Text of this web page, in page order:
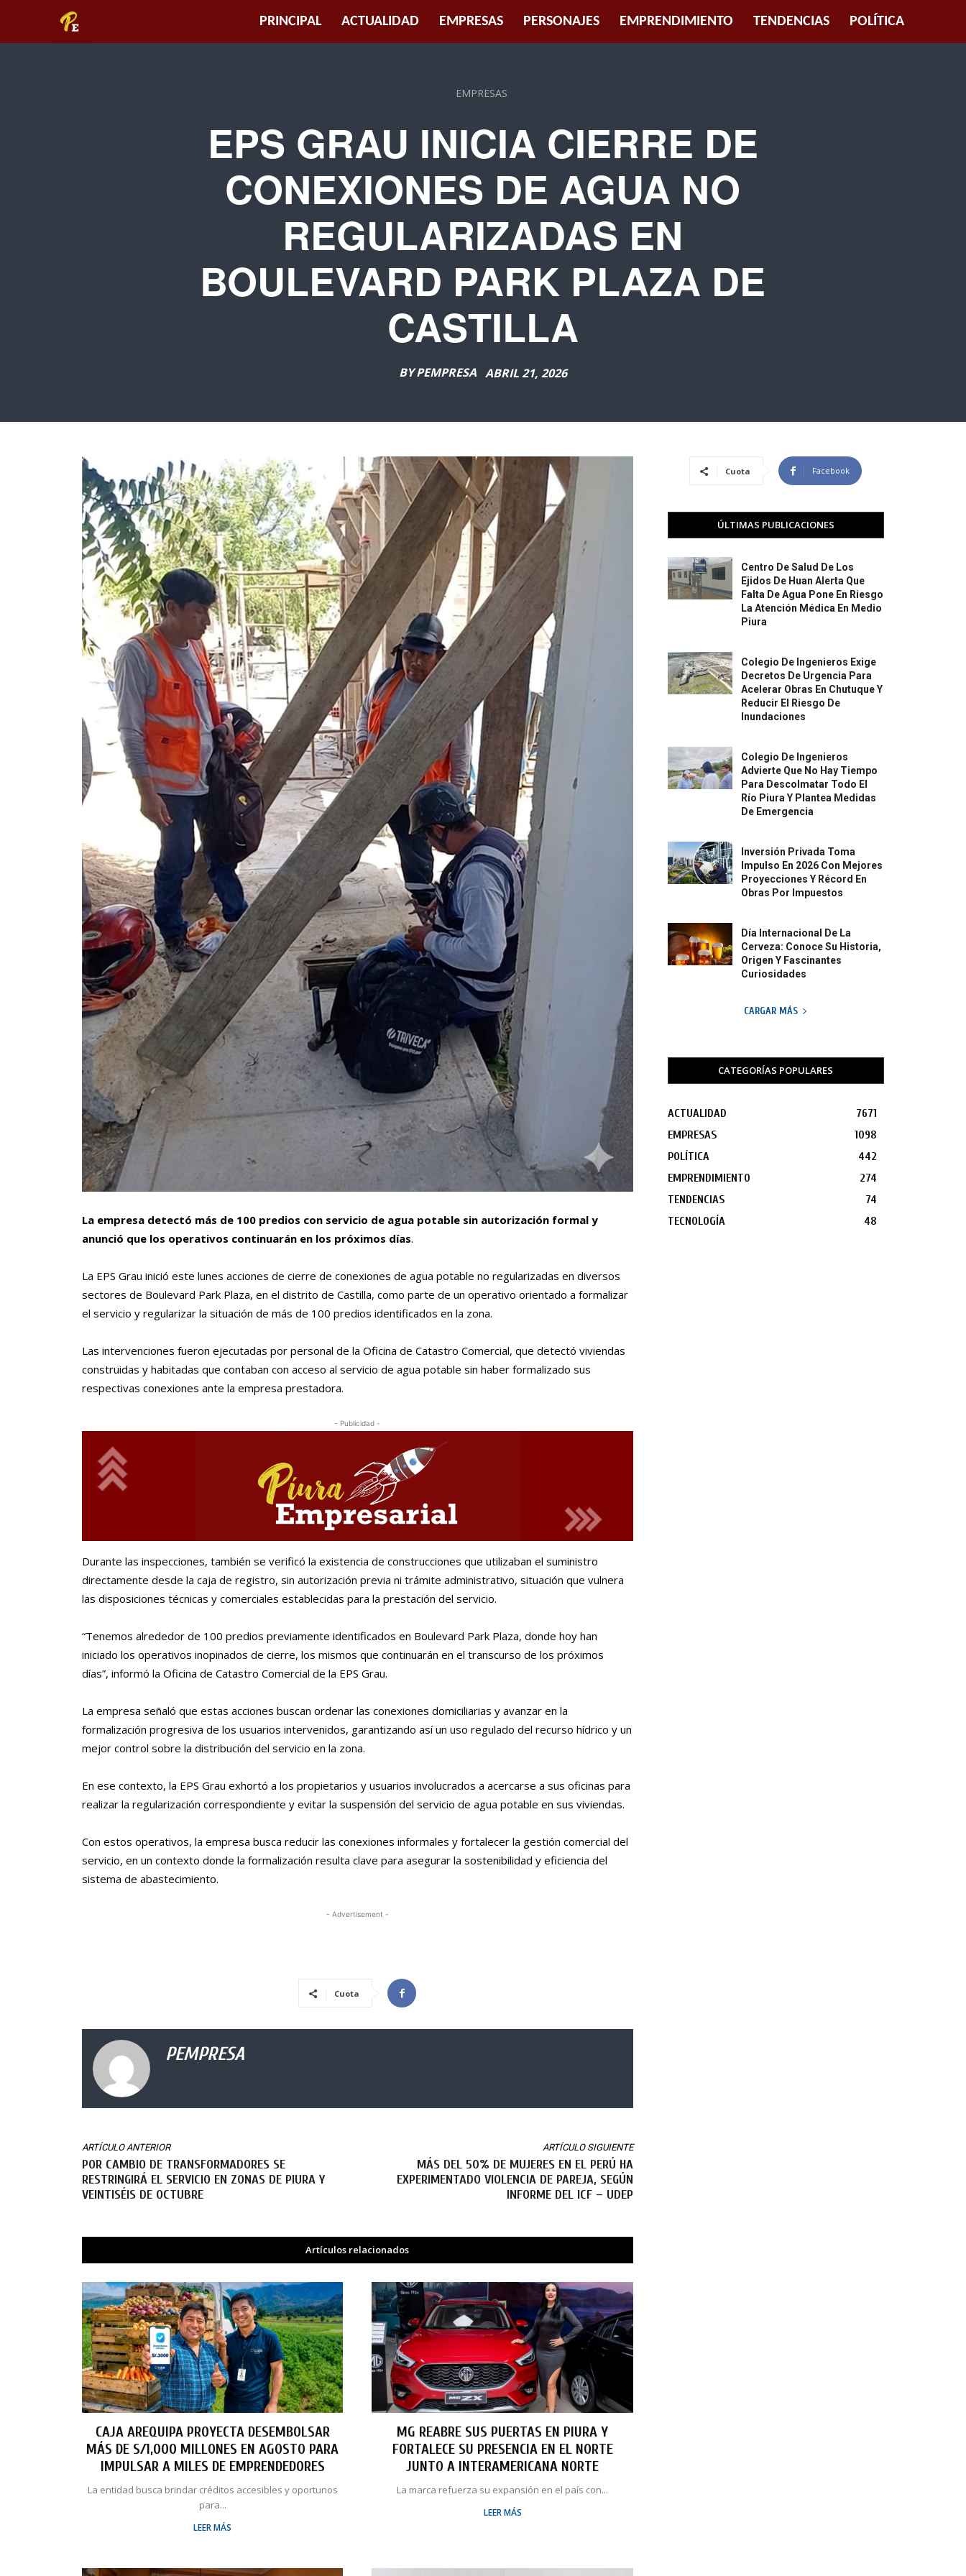
PRINCIPAL ACTUALIDAD EMPRESAS PERSONAJES EMPRENDIMIENTO TENDENCIAS POLÍTICA
EMPRESAS
EPS GRAU INICIA CIERRE DE
CONEXIONES DE AGUA NO
REGULARIZADAS EN
BOULEVARD PARK PLAZA DE
CASTILLA
BYPEMPRESA ABRIL 21, 2026
La empresa detectó más de 100 predios con servicio de agua potable sin autorización formal y
anunció que los operativos continuarán en los próximos días.
La EPS Grau inició este lunes acciones de cierre de conexiones de agua potable no regularizadas en diversos
sectores de Boulevard Park Plaza, en el distrito de Castilla, como parte de un operativo orientado a formalizar
el servicio y regularizar la situación de más de 100 predios identificados en la zona.
Las intervenciones fueron ejecutadas por personal de la Oficina de Catastro Comercial, que detectó viviendas
construidas y habitadas que contaban con acceso al servicio de agua potable sin haber formalizado sus
respectivas conexiones ante la empresa prestadora.
- Publicidad -
Durante las inspecciones, también se verificó la existencia de construcciones que utilizaban el suministro
directamente desde la caja de registro, sin autorización previa ni trámite administrativo, situación que vulnera
las disposiciones técnicas y comerciales establecidas para la prestación del servicio.
“Tenemos alrededor de 100 predios previamente identificados en Boulevard Park Plaza, donde hoy han
iniciado los operativos inopinados de cierre, los mismos que continuarán en el transcurso de los próximos
días”, informó la Oficina de Catastro Comercial de la EPS Grau.
La empresa señaló que estas acciones buscan ordenar las conexiones domiciliarias y avanzar en la
formalización progresiva de los usuarios intervenidos, garantizando así un uso regulado del recurso hídrico y un
mejor control sobre la distribución del servicio en la zona.
En ese contexto, la EPS Grau exhortó a los propietarios y usuarios involucrados a acercarse a sus oficinas para
realizar la regularización correspondiente y evitar la suspensión del servicio de agua potable en sus viviendas.
Con estos operativos, la empresa busca reducir las conexiones informales y fortalecer la gestión comercial del
servicio, en un contexto donde la formalización resulta clave para asegurar la sostenibilidad y eficiencia del
sistema de abastecimiento.
- Advertisement -
Cuota
PEMPRESA
ARTÍCULO ANTERIOR
POR CAMBIO DE TRANSFORMADORES SE
RESTRINGIRÁ EL SERVICIO EN ZONAS DE PIURA Y
VEINTISÉIS DE OCTUBRE
ARTÍCULO SIGUIENTE
MÁS DEL 50% DE MUJERES EN EL PERÚ HA
EXPERIMENTADO VIOLENCIA DE PAREJA, SEGÚN
INFORME DEL ICF – UDEP
Artículos relacionados
CAJA AREQUIPA PROYECTA DESEMBOLSAR
MÁS DE S/1,000 MILLONES EN AGOSTO PARA
IMPULSAR A MILES DE EMPRENDEDORES
La entidad busca brindar créditos accesibles y oportunos
para...
LEER MÁS
MG REABRE SUS PUERTAS EN PIURA Y
FORTALECE SU PRESENCIA EN EL NORTE
JUNTO A INTERAMERICANA NORTE
La marca refuerza su expansión en el país con...
LEER MÁS
Cuota Facebook
ÚLTIMAS PUBLICACIONES
Centro De Salud De Los
Ejidos De Huan Alerta Que
Falta De Agua Pone En Riesgo
La Atención Médica En Medio
Piura
Colegio De Ingenieros Exige
Decretos De Urgencia Para
Acelerar Obras En Chutuque Y
Reducir El Riesgo De
Inundaciones
Colegio De Ingenieros
Advierte Que No Hay Tiempo
Para Descolmatar Todo El
Río Piura Y Plantea Medidas
De Emergencia
Inversión Privada Toma
Impulso En 2026 Con Mejores
Proyecciones Y Récord En
Obras Por Impuestos
Día Internacional De La
Cerveza: Conoce Su Historia,
Origen Y Fascinantes
Curiosidades
CARGAR MÁS
CATEGORÍAS POPULARES
ACTUALIDAD
7671
EMPRESAS
1098
POLÍTICA
442
EMPRENDIMIENTO
274
TENDENCIAS
74
TECNOLOGÍA
48